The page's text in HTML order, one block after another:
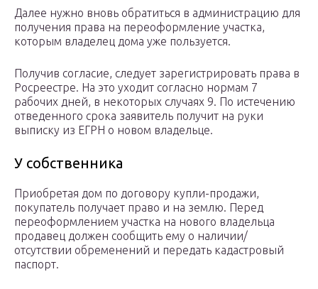
Далее нужно вновь обратиться в администрацию для
получения права на переоформление участка,
которым владелец дома уже пользуется.
Получив согласие, следует зарегистрировать права в
Росреестре. На это уходит согласно нормам 7
рабочих дней, в некоторых случаях 9. По истечению
отведенного срока заявитель получит на руки
выписку из ЕГРН о новом владельце.
У собственника
Приобретая дом по договору купли-продажи,
покупатель получает право и на землю. Перед
переоформлением участка на нового владельца
продавец должен сообщить ему о наличии/
отсутствии обременений и передать кадастровый
паспорт.